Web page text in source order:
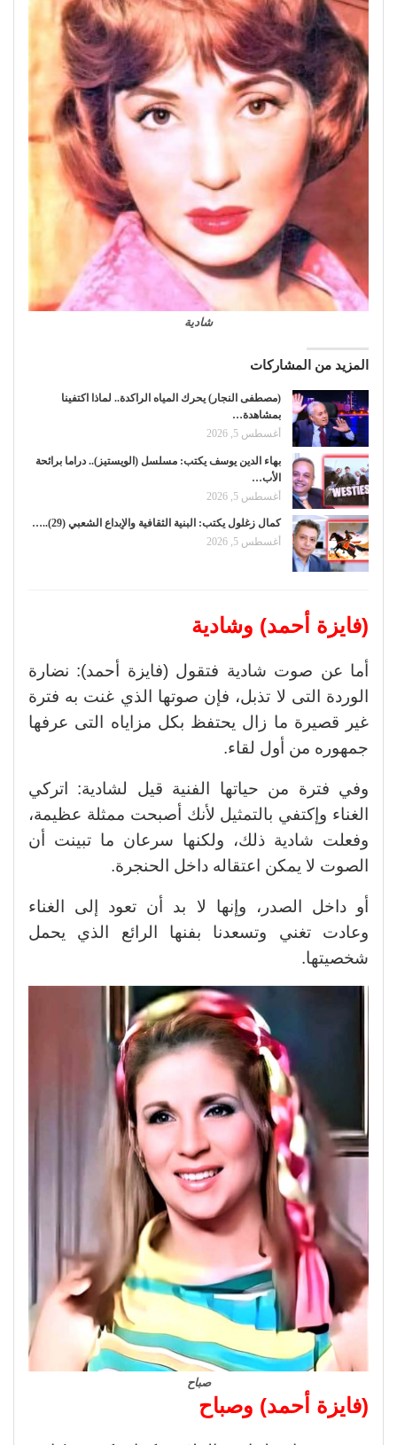
شادية
المزيد من المشاركات
(مصطفى النجار) يحرك المياه الراكدة.. لماذا اكتفينا
بمشاهدة…
أغسطس 5, 2026
بهاء الدين يوسف يكتب: مسلسل (الويستيز).. دراما برائحة
الأب…
أغسطس 5, 2026
كمال زغلول يكتب: البنية الثقافية والإبداع الشعبي (29)..…
أغسطس 5, 2026
(فايزة أحمد) وشادية
أما عن صوت شادية فتقول (فايزة أحمد): نضارة
الوردة التى لا تذبل، فإن صوتها الذي غنت به فترة
غير قصيرة ما زال يحتفظ بكل مزاياه التى عرفها
جمهوره من أول لقاء.
وفي فترة من حياتها الفنية قيل لشادية: اتركي
الغناء وإكتفي بالتمثيل لأنك أصبحت ممثلة عظيمة،
وفعلت شادية ذلك، ولكنها سرعان ما تبينت أن
الصوت لا يمكن اعتقاله داخل الحنجرة.
أو داخل الصدر، وإنها لا بد أن تعود إلى الغناء
وعادت تغني وتسعدنا بفنها الرائع الذي يحمل
شخصيتها.
صباح
(فايزة أحمد) وصباح